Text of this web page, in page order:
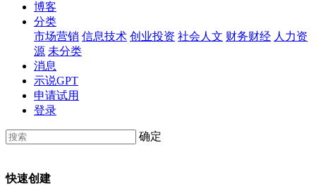
博客
分类
市场营销 信息技术 创业投资 社会人文 财务财经 人力资
源 未分类
消息
示说GPT
申请试用
登录
确定
快速创建